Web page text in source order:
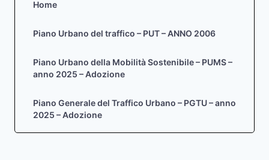
Home
Piano Urbano del traffico – PUT – ANNO 2006
Piano Urbano della Mobilità Sostenibile – PUMS –
anno 2025 – Adozione
Piano Generale del Traffico Urbano – PGTU – anno
2025 – Adozione